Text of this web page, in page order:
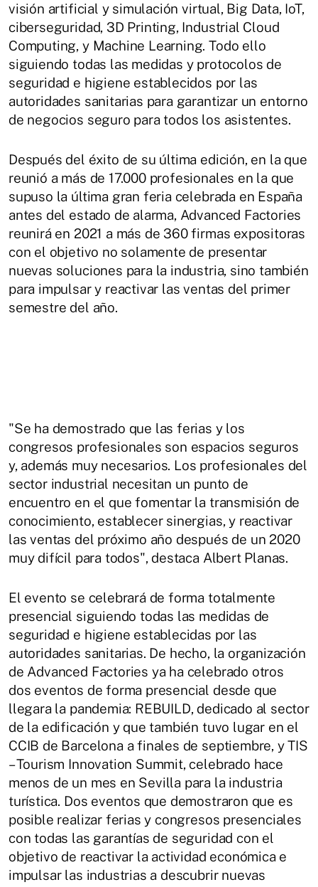
visión artificial y simulación virtual, Big Data, IoT,
ciberseguridad, 3D Printing, Industrial Cloud
Computing, y Machine Learning. Todo ello
siguiendo todas las medidas y protocolos de
seguridad e higiene establecidos por las
autoridades sanitarias para garantizar un entorno
de negocios seguro para todos los asistentes.
Después del éxito de su última edición, en la que
reunió a más de 17.000 profesionales en la que
supuso la última gran feria celebrada en España
antes del estado de alarma, Advanced Factories
reunirá en 2021 a más de 360 firmas expositoras
con el objetivo no solamente de presentar
nuevas soluciones para la industria, sino también
para impulsar y reactivar las ventas del primer
semestre del año.
"Se ha demostrado que las ferias y los
congresos profesionales son espacios seguros
y, además muy necesarios. Los profesionales del
sector industrial necesitan un punto de
encuentro en el que fomentar la transmisión de
conocimiento, establecer sinergias, y reactivar
las ventas del próximo año después de un 2020
muy difícil para todos", destaca Albert Planas.
El evento se celebrará de forma totalmente
presencial siguiendo todas las medidas de
seguridad e higiene establecidas por las
autoridades sanitarias. De hecho, la organización
de Advanced Factories ya ha celebrado otros
dos eventos de forma presencial desde que
llegara la pandemia: REBUILD, dedicado al sector
de la edificación y que también tuvo lugar en el
CCIB de Barcelona a finales de septiembre, y TIS
– Tourism Innovation Summit, celebrado hace
menos de un mes en Sevilla para la industria
turística. Dos eventos que demostraron que es
posible realizar ferias y congresos presenciales
con todas las garantías de seguridad con el
objetivo de reactivar la actividad económica e
impulsar las industrias a descubrir nuevas